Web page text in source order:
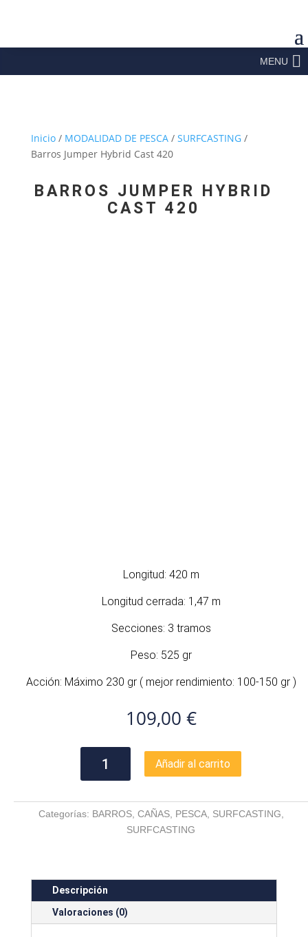
MENU
Inicio/ MODALIDAD DE PESCA/ SURFCASTING/
Barros Jumper Hybrid Cast 420
BARROS JUMPER HYBRID
CAST 420
Longitud: 420 m
Longitud cerrada: 1,47 m
Secciones: 3 tramos
Peso: 525 gr
Acción: Máximo 230 gr ( mejor rendimiento: 100-150 gr )
109,00 €
Jumper
Cast
420
Añadir al carrito
Categorías: BARROS, CAÑAS, PESCA, SURFCASTING
SURFCASTING
Descripción
Valoraciones (0)